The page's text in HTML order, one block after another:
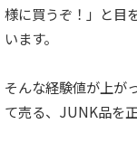
様に買うぞ！」と目
います。
そんな経験値が上が
て売る、JUNK品を